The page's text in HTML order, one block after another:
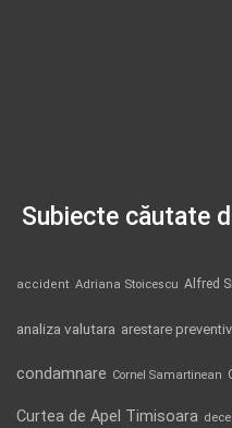
Subiecte căutate
accident Adriana Stoicescu Alfred
analiza valutara arestare
condamnare Cornel Samartinean
Curtea de Apel Timisoara